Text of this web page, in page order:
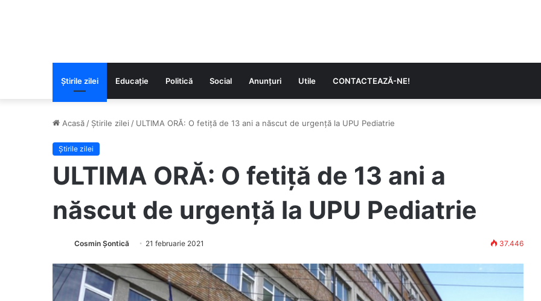
Știrile zilei Educaţie Politică Social Anunțuri Utile CONTACTEAZĂ-NE!
Acasă / Știrile zilei / ULTIMA ORĂ: O fetiță de 13 ani a născut de urgență la UPU Pediatrie
Știrile zilei
ULTIMA ORĂ: O fetiță de 13 ani a
născut de urgență la UPU Pediatrie
Cosmin Șontică 21 februarie 2021 37.446